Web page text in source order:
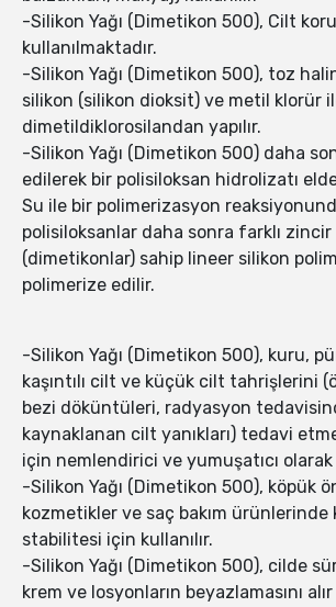
-Silikon Yağı (Dimetikon 500), Cilt
kullanılmaktadır.
-Silikon Yağı (Dimetikon 500), toz
silikon (silikon dioksit) ve metil klorür
dimetildiklorosilandan yapılır.
-Silikon Yağı (Dimetikon 500) daha
edilerek bir polisiloksan hidrolizatı
Su ile bir polimerizasyon
polisiloksanlar daha sonra farklı zincir
(dimetikonlar) sahip lineer silikon
polimerize edilir.
-Silikon Yağı (Dimetikon 500), kuru,
kaşıntılı cilt ve küçük cilt tahrişlerini
bezi döküntüleri, radyasyon
kaynaklanan cilt yanıkları) tedavi
için nemlendirici ve yumuşatıcı olarak
-Silikon Yağı (Dimetikon 500), köpük
kozmetikler ve saç bakım ürünlerinde
stabilitesi için kullanılır.
-Silikon Yağı (Dimetikon 500), cilde
krem ve losyonların beyazlamasını